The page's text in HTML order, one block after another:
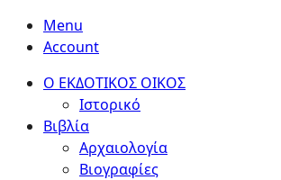
Menu
Account
Ο ΕΚΔΟΤΙΚΟΣ ΟΙΚΟΣ
Ιστορικό
Βιβλία
Αρχαιολογία
Βιογραφίες